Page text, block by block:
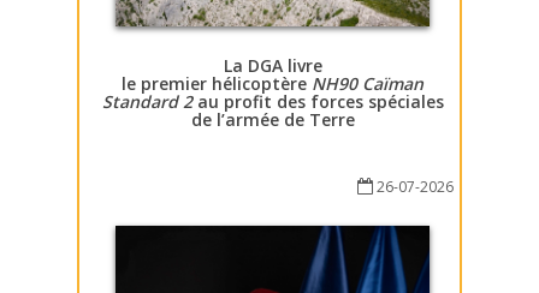
La DGA livre
le premier hélicoptère NH90 Caïman
Standard 2au profit des forces spéciales
de l’armée de Terre
26-07-2026